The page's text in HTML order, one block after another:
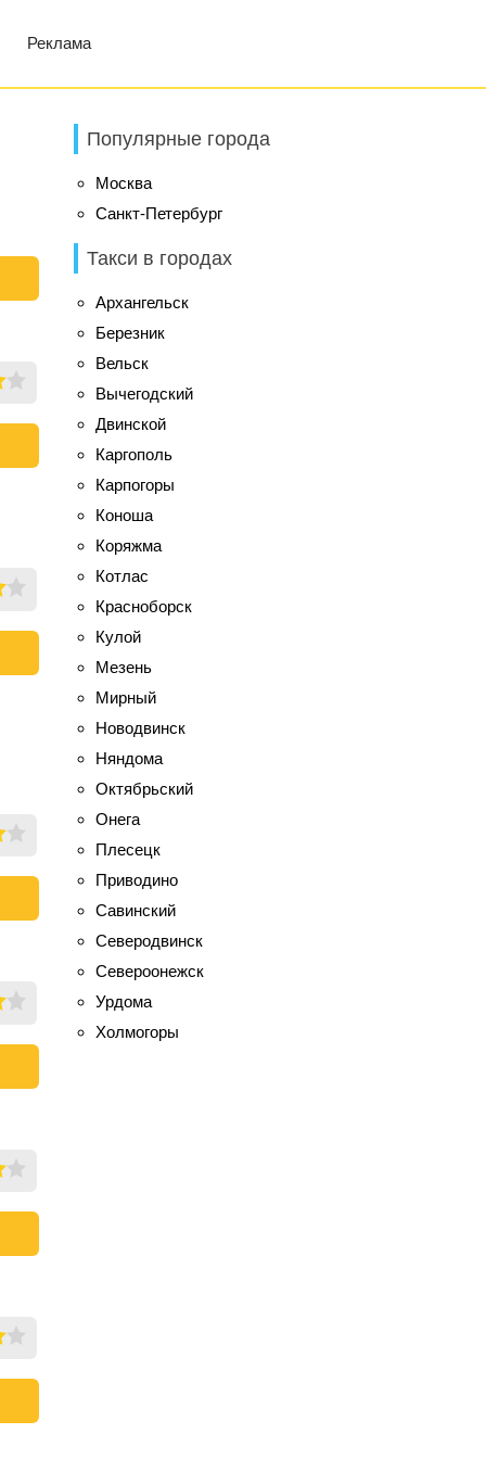
Реклама
Популярные города
Москва
Санкт-Петербург
Такси в городах
Архангельск
Березник
Вельск
Вычегодский
Двинской
Каргополь
Карпогоры
Коноша
Коряжма
Котлас
Красноборск
Кулой
Мезень
Мирный
Новодвинск
Няндома
Октябрьский
Онега
Плесецк
Приводино
Савинский
Северодвинск
Североонежск
Урдома
Холмогоры